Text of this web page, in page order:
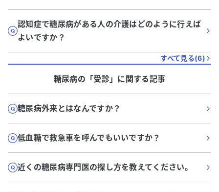
認知症で糖尿病がある人の介護はどのように行えば
よいですか？
すべて見る(6)
糖尿病の「受診」に関する記事
糖尿病外来とはなんですか？
低血糖で救急車を呼んでもいいですか？
近くの糖尿病専門医の探し方を教えてください。